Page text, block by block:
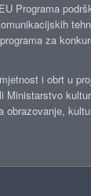
Programa
za
i obrt u
Ministarstvo
obrazovanje,